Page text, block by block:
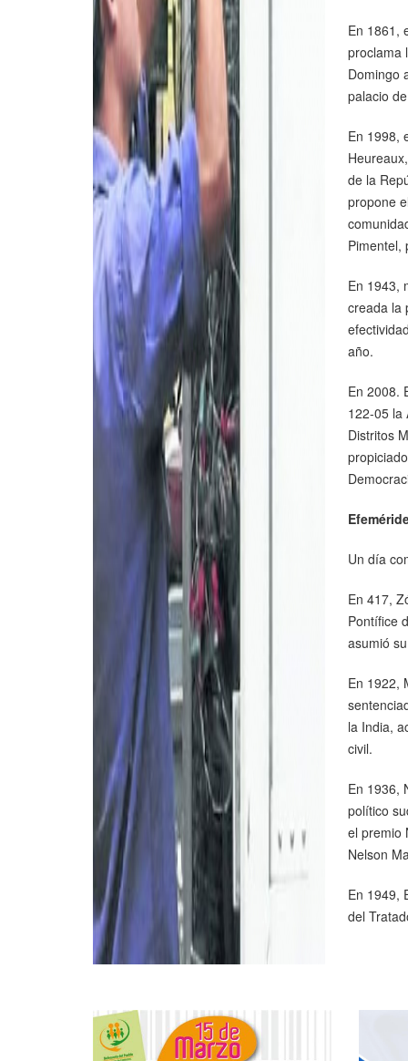
En 1861,
proclama
Domingo
palacio
En 1998,
de la
propone
Pimentel,
En 1943,
creada la
año.
En 2008.
122-05 la
Distritos
Un día
En 417,
Pontífice
asumió
En 1922,
la India,
civil.
En 1936,
político
el premio
Nelson
En 1949,
del